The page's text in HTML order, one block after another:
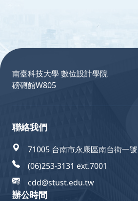
南臺科技大學 數位設計學院
磅礡館W805
聯絡我們
71005 台南市永康區南台街一號
(06)253-3131 ext.7001
cdd@stust.edu.tw
辦公時間